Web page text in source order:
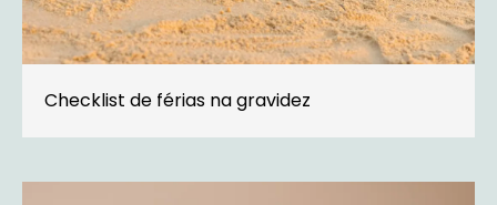
Checklist de férias na gravidez